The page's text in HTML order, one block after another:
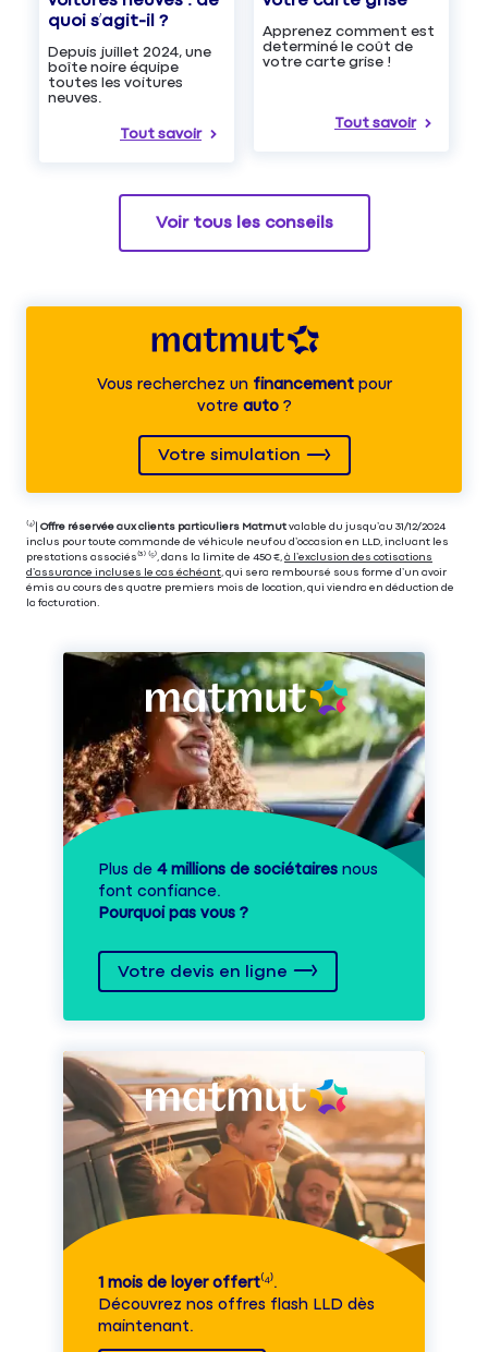
quoi s’agit-il ?
Depuis juillet 2024, une
boîte noire équipe
toutes les voitures
neuves.
Tout savoir
Apprenez comment est
determiné le coût de
votre carte grise !
Tout savoir
Voir tous les conseils
Vous recherchez unfinancementpour
votre auto?
Votre simulation
⁽⁴⁾| Offre réservée aux clients particuliers Matmut valable du jusqu’au 31/12/2024
inclus pour toute commande de véhicule neuf ou d’occasion en LLD, incluant les
prestations associés⁽³⁾ ⁽⁵⁾, dans la limite de 450 €, à l’exclusion des cotisations
d’assurance incluses le cas échéant, qui sera remboursé sous forme d’un avoir
émis au cours des quatre premiers mois de location, qui viendra en déduction de
la facturation.
Plus de 4 millions de sociétaires nous
font confiance.
Pourquoi pas vous ?
Votre devis en ligne
1 mois de loyer offert⁽⁴⁾.
Découvrez nos offres flash LLD dès
maintenant.